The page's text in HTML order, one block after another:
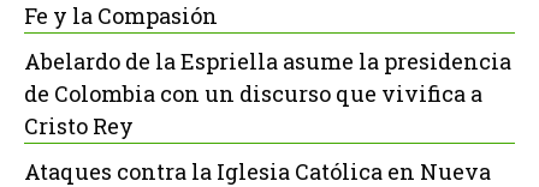
Fe y la Compasión
Abelardo de la Espriella asume la presidencia
de Colombia con un discurso que vivifica a
Cristo Rey
Ataques contra la Iglesia Católica en Nueva